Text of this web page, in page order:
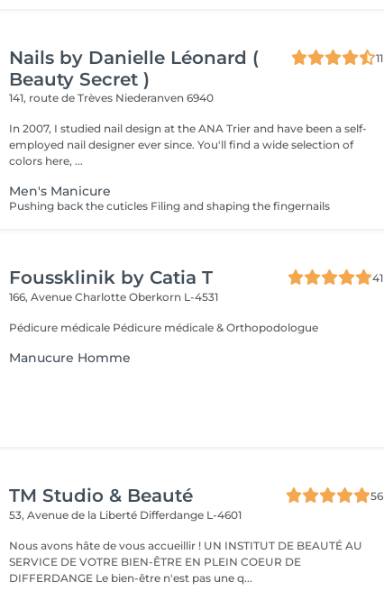
Nails by Danielle Léonard (
Beauty Secret )
11
141, route de Trèves Niederanven 6940
In 2007, I studied nail design at the ANA Trier and have been a self-
employed nail designer ever since. You'll find a wide selection of
colors here, ...
Men's Manicure
Pushing back the cuticles Filing and shaping the fingernails
Foussklinik by Catia T
41
166, Avenue CharlotteOberkorn L-4531
Pédicure médicale Pédicure médicale & Orthopodologue
Manucure Homme
TM Studio & Beauté
56
53, Avenue de la Liberté Differdange L-4601
Nous avons hâte de vous accueillir ! UN INSTITUT DE BEAUTÉ AU
SERVICE DE VOTRE BIEN-ÊTRE EN PLEIN COEUR DE
DIFFERDANGE Le bien-être n'est pas une q...